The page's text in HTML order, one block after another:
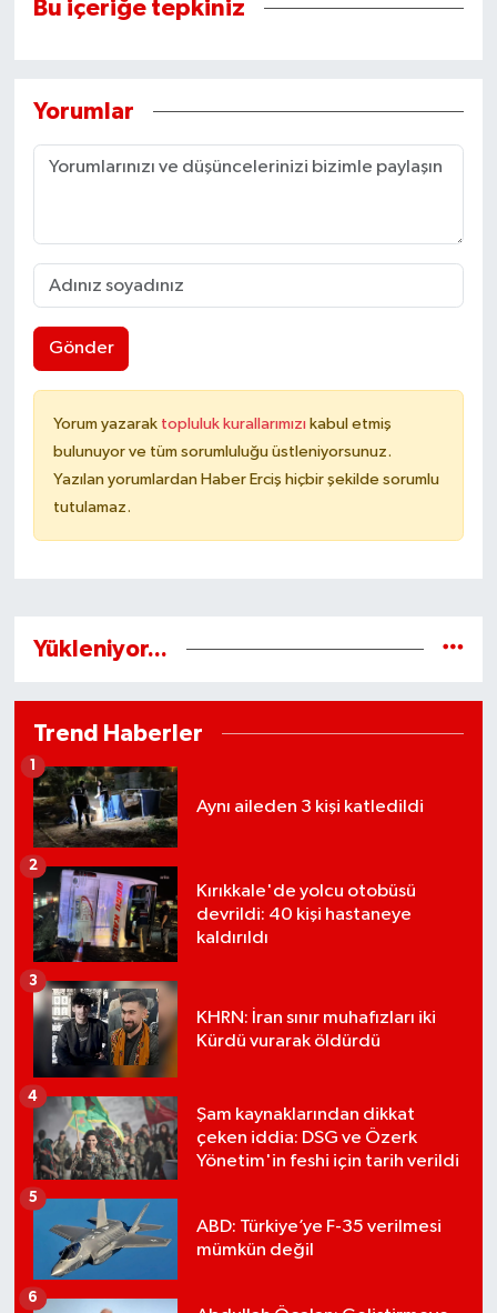
Bu içeriğe tepkiniz
Yorumlar
Gönder
Yorum yazarak topluluk kurallarımızı kabul etmiş
bulunuyor ve tüm sorumluluğu üstleniyorsunuz.
Yazılan yorumlardan Haber Erciş hiçbir şekilde sorumlu
tutulamaz.
Yükleniyor...
Trend Haberler
Aynı aileden 3 kişi katledildi
1
Kırıkkale'de yolcu otobüsü
devrildi: 40 kişi hastaneye
kaldırıldı
2
KHRN: İran sınır muhafızları iki
Kürdü vurarak öldürdü
3
Şam kaynaklarından dikkat
çeken iddia: DSG ve Özerk
Yönetim'in feshi için tarih verildi
4
ABD: Türkiye’ye F-35 verilmesi
mümkün değil
5
6